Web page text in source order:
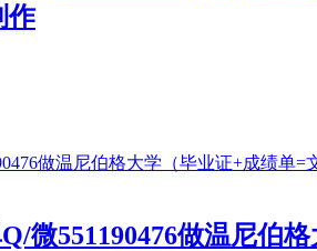
作
微551190476做温尼伯